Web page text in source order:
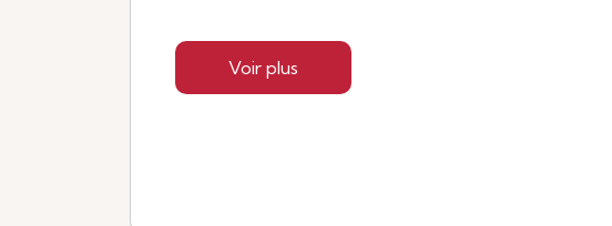
Voir plus